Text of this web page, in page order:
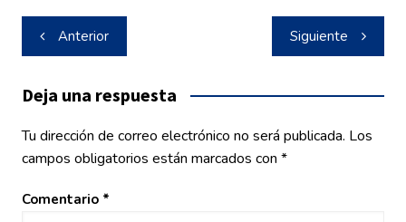
Navegación
de
entradas
Anterior Siguiente
Deja una respuesta
Tu dirección de correo electrónico no será publicada. Los
campos obligatorios están marcados con *
Comentario *